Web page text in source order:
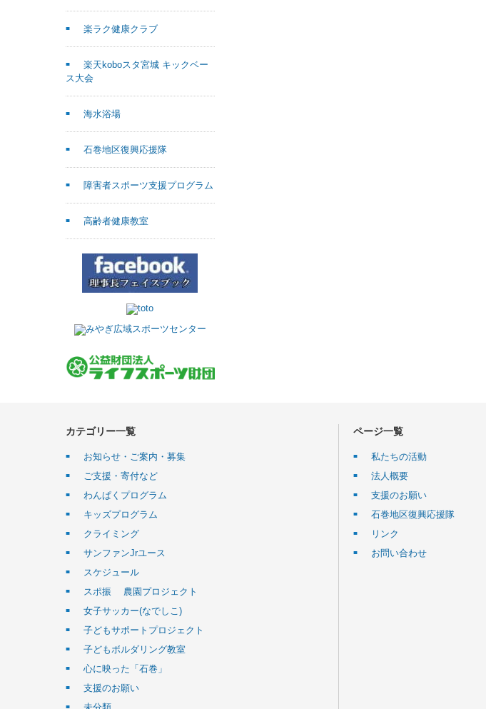
楽ラク健康クラブ
楽天koboスタ宮城 キックベー
ス大会
海水浴場
石巻地区復興応援隊
障害者スポーツ支援プログラム
高齢者健康教室
カテゴリー一覧
お知らせ・ご案内・募集
ご支援・寄付など
わんぱくプログラム
キッズプログラム
クライミング
サンファンJrユース
スケジュール
スポ振 農園プロジェクト
女子サッカー(なでしこ)
子どもサポートプロジェクト
子どもボルダリング教室
心に映った「石巻」
支援のお願い
ページ一覧
私たちの活動
法人概要
支援のお願い
石巻地区復興応援隊
リンク
お問い合わせ